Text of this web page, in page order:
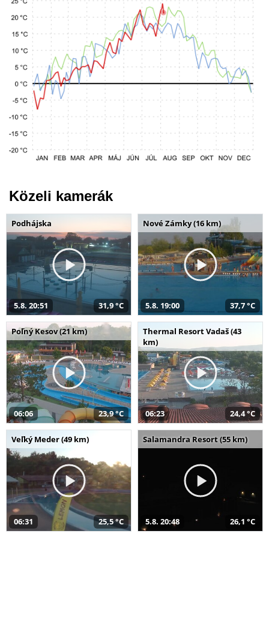
Közeli kamerák
Podhájska
5.8. 20:51 31,9 °C
Nové Zámky (16 km)
5.8. 19:00 37,7 °C
Poľný Kesov (21 km)
06:06 23,9 °C
Thermal Resort Vadaš (43
km)
06:23 24,4 °C
Veľký Meder (49 km)
06:31 25,5 °C
Salamandra Resort (55 km)
5.8. 20:48 26,1 °C